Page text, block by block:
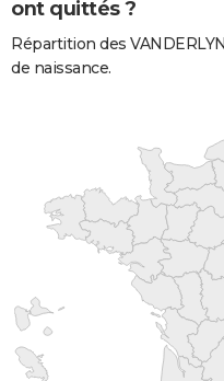
ont quittés ?
Répartition des
de naissance.